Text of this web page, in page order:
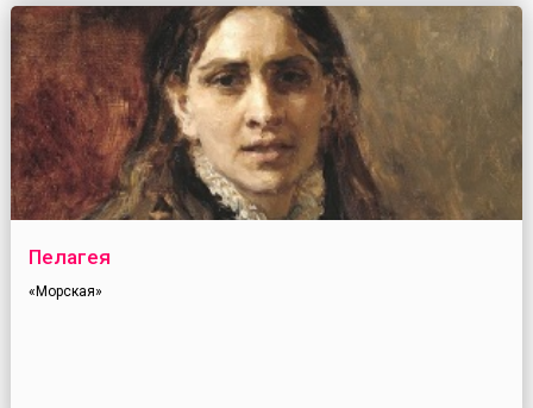
Пелагея
«Морская»